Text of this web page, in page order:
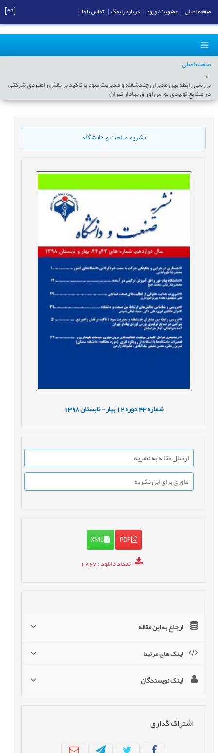
صفحه اصلی
بررسی رابطه بین مدیران چندشغله و مدیریت سود با تاکید بر نقش راهبردی شرکتی
در صنایع تولیدی بورس اوراق بهادار تهران
نشریه صنعت و دانشگاه
شماره43 دوره12 بهار - تابستان1398
ارسال مقاله به نشریه
داوری برای این نشریه
PDF
XML
تعداد دانلود: 2867
ارجاع به این مقاله
لینک های مرتبط
لینک نویسندگان
اشتراک گذاری
صفحه اصلی عضویت/ ورود درباره رایمگ تماس با ما